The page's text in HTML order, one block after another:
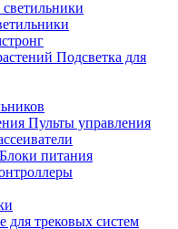
Подсветка для
Пульты управления
Блоки питания